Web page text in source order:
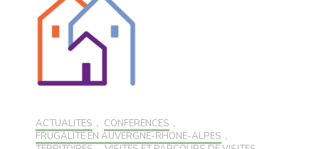
ACTUALITÉS , CONFÉRENCES ,
FRUGALITÉ EN AUVERGNE-RHONE-ALPES ,